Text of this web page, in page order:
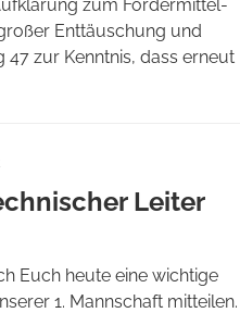
zum Fördermittel-
Enttäuschung und
zur Kenntnis, dass erneut
Leiter
Euch heute eine wichtige
1. Mannschaft mitteilen.